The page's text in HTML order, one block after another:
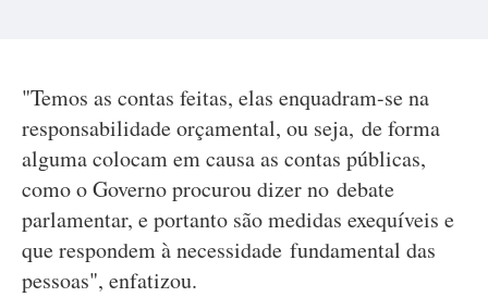
"Temos as contas feitas, elas enquadram-se na
responsabilidade orçamental, ou seja, de forma
alguma colocam em causa as contas públicas,
como o Governo procurou dizer no debate
parlamentar, e portanto são medidas exequíveis e
que respondem à necessidade fundamental das
pessoas", enfatizou.